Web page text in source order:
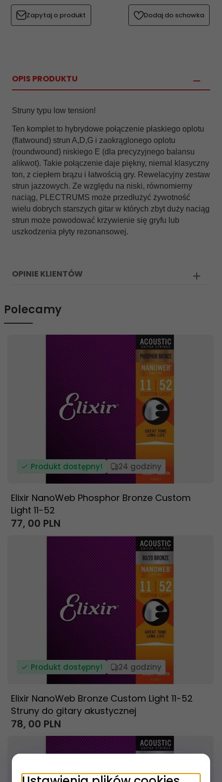
Zapytaj o produkt Dodaj do schowka
OPIS PRODUKTU
Struny typu low tension!
Ten komplet to hybrydowe połączenie płaskiego oplotu
(flatwound) strun A,D,G i zaokrąglonego oplotu
(roundwound) niskiego E (dla precyzyjnego balansu
alikwot). Takie połączenie daje piękny, niemal klasyczny
ton, z ciepłem brązu i łatwością gry. Rewelacyjny zestaw
strun jazzowych. Ze względu na niski, równomierny
naciąg, PLECTRUMS może przedłużyć żywotność
wielu dobrych starszych gitar w których zbyt duży naciąg
strun może powodować krzywienie się gryfu lub
uszkodzenia płyty rezonansowej.
OPINIE KLIENTÓW
Polecamy
Produkt dostępny! 24 godziny
Elixir NanoWeb Phosphor Bronze Custom
Light 11-52
77, 00 PLN
Produkt dostępny! 24 godziny
Elixir NanoWeb Bronze Custom Light 11-52
Struny do gitary akustycznej
78, 00 PLN